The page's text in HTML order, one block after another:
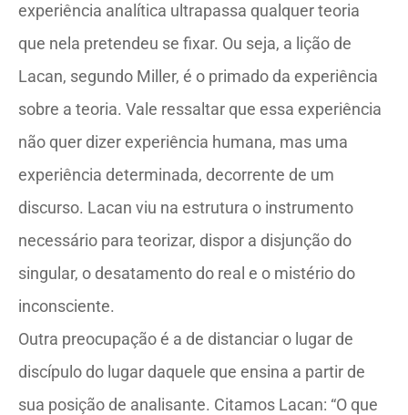
experiência analítica ultrapassa qualquer teoria
que nela pretendeu se fixar. Ou seja, a lição de
Lacan, segundo Miller, é o primado da experiência
sobre a teoria. Vale ressaltar que essa experiência
não quer dizer experiência humana, mas uma
experiência determinada, decorrente de um
discurso. Lacan viu na estrutura o instrumento
necessário para teorizar, dispor a disjunção do
singular, o desatamento do real e o mistério do
inconsciente.
Outra preocupação é a de distanciar o lugar de
discípulo do lugar daquele que ensina a partir de
sua posição de analisante. Citamos Lacan: “O que